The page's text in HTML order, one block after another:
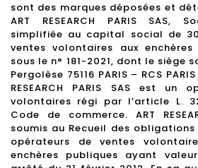
sont des marques déposées et
ART RESEARCH PARIS SAS,
simplifiée au capital social de
ventes volontaires aux
sous le n° 181-2021, dont le siège
Pergolèse 75116 PARIS – RCS
RESEARCH PARIS SAS est un
volontaires régi par l’article L.
Code de commerce. ART
soumis au Recueil des
opérateurs de ventes
enchères publiques ayant